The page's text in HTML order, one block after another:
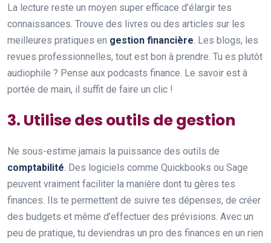
La lecture reste un moyen super efficace d’élargir tes
connaissances. Trouve des livres ou des articles sur les
meilleures pratiques en gestion financière. Les blogs, les
revues professionnelles, tout est bon à prendre. Tu es plutôt
audiophile ? Pense aux podcasts finance. Le savoir est à
portée de main, il suffit de faire un clic !
3. Utilise des outils de gestion
Ne sous-estime jamais la puissance des outils de
comptabilité. Des logiciels comme Quickbooks ou Sage
peuvent vraiment faciliter la manière dont tu gères tes
finances. Ils te permettent de suivre tes dépenses, de créer
des budgets et même d’effectuer des prévisions. Avec un
peu de pratique, tu deviendras un pro des finances en un rien